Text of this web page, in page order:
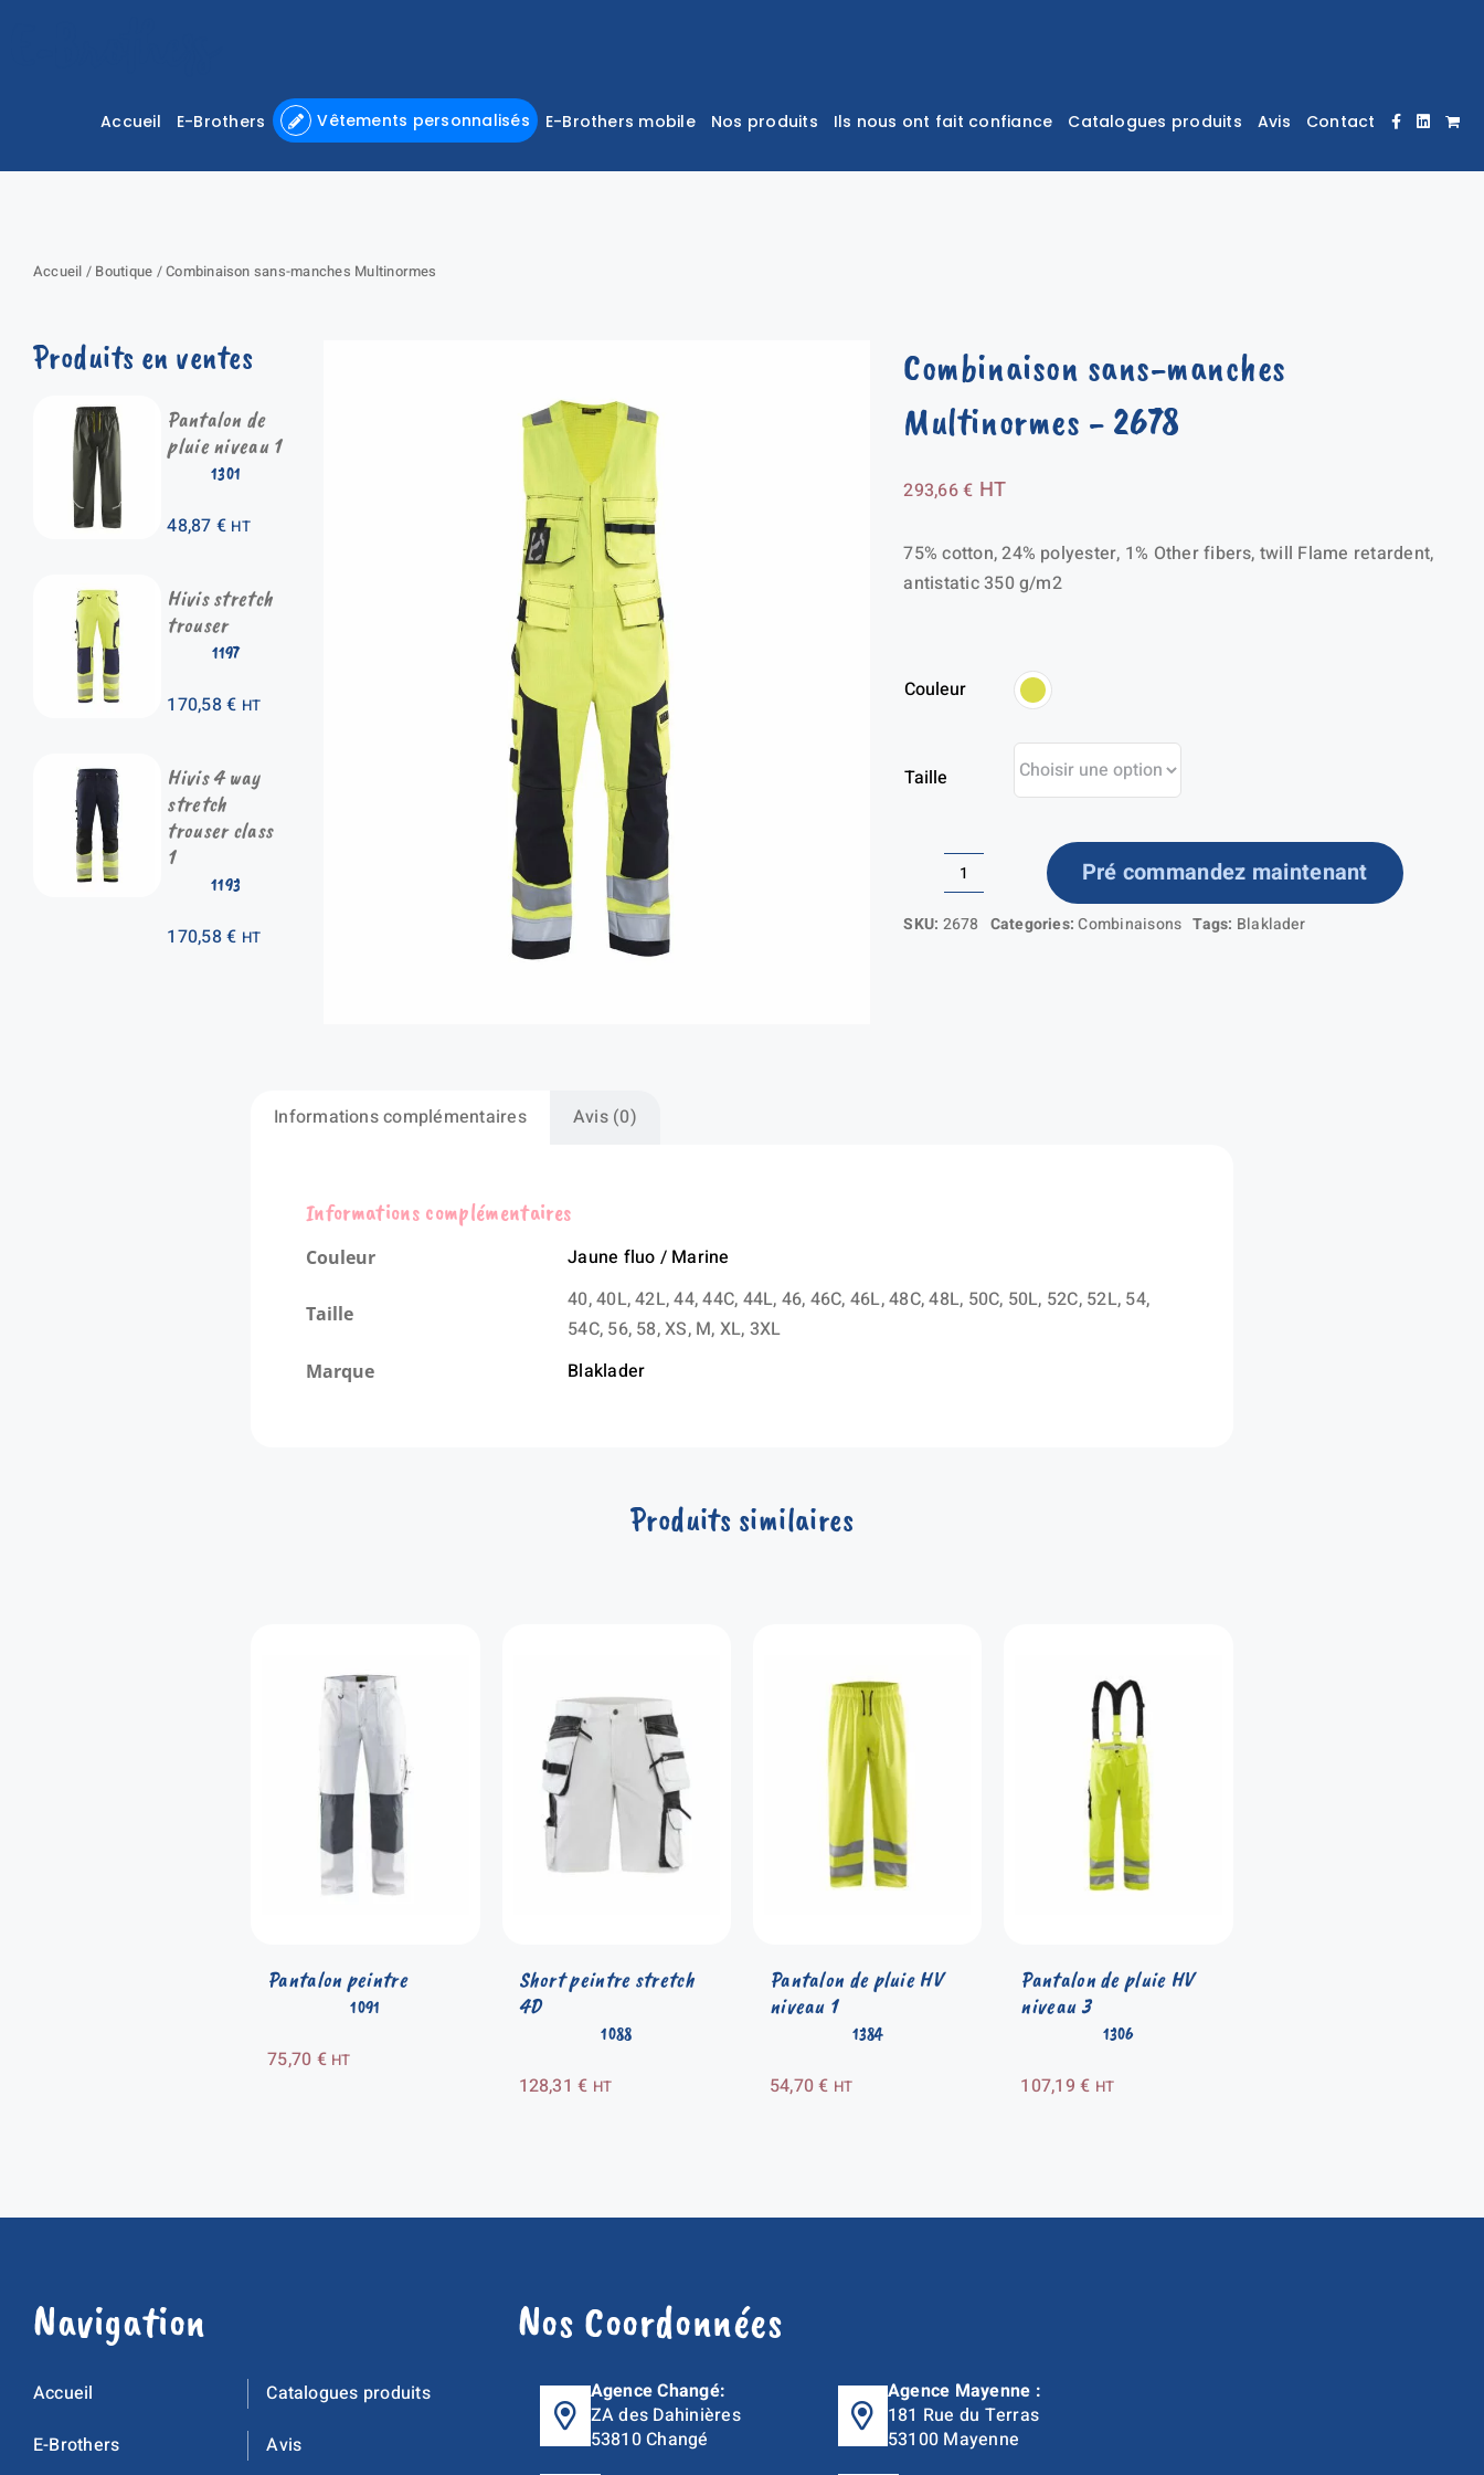
Accueil E-Brothers Vêtements personnalisés E-Brothers mobile Nos produits Ils nous ont fait confiance Catalogues produits Avis Contact
Accueil / Boutique /Combinaison sans-manches Multinormes
Produits en ventes
1301
Pantalon de
pluie niveau 1
48,87 € HT
1197
Hivis stretch
trouser
170,58€ HT
1193
Hivis 4 way
stretch
trouser class
1
170,58€ HT
Combinaison sans-manches
Multinormes - 2678
293,66€ HT
75% cotton, 24% polyester, 1% Other fibers, twill Flame retardent,
antistatic 350 g/m2
Couleur
Taille
quantité
de
Pré commandez maintenant
SKU: 2678 Categories:Combinaisons Tags: Blaklader
Informations complémentaires Avis (0)
Informations complémentaires
Couleur Jaune fluo / Marine
Taille
40, 40L, 42L, 44, 44C, 44L, 46, 46C, 46L, 48C, 48L, 50C, 50L, 52C, 52L, 54,
54C, 56, 58, XS, M, XL, 3XL
Marque Blaklader
Produits similaires
1091
Pantalon peintre
75,70 € HT
1088
Short peintre stretch
4D
128,31€ HT
1384
Pantalon de pluie HV
niveau 1
54,70€ HT
1306
Pantalon de pluie HV
niveau 3
107,19€ HT
Navigation
Accueil
E-Brothers
Catalogues produits
Avis
Nos Coordonnées
Agence Changé:
ZA des Dahinières
53810 Changé
Agence Mayenne :
181 Rue du Terras
53100 Mayenne